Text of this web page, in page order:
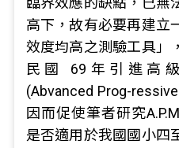
高下，故有必要再建立
效度均高之測驗工具」
民國 69年引進高
(Abvanced Prog-
因而促使筆者研究
是否適用於我國國小四